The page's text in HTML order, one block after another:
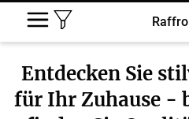
Entdecken Sie
für Ihr Zuhause -